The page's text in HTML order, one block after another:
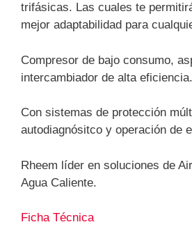
trifásicas. Las cuales te
mejor adaptabilidad para
Compresor de bajo consumo,
intercambiador de alta eficiencia.
Con sistemas de protección
autodiagnósitco y operación de
Rheem líder en soluciones de
Agua Caliente.
Ficha Técnica